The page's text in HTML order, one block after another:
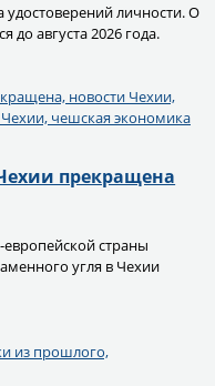
удостоверений личности. О
до августа 2026 года.
прекращена
европейской страны
угля в Чехии